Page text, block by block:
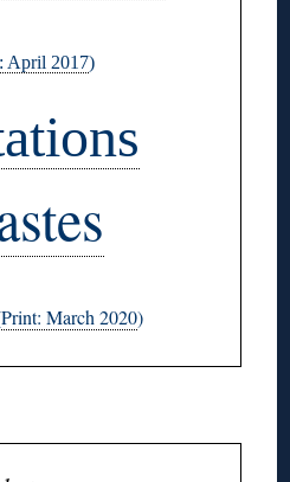
April 2017)
Print: March 2020)